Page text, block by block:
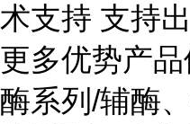
术支持 支持
更多优势产
酶系列/辅酶